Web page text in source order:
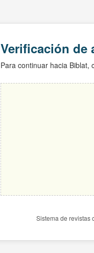
Verificación de
Para continuar hacia Biblat,
Sistema de revistas